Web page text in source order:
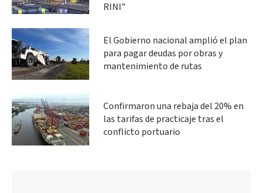
RINI”
El Gobierno nacional amplió el plan
para pagar deudas por obras y
mantenimiento de rutas
Confirmaron una rebaja del 20% en
las tarifas de practicaje tras el
conflicto portuario